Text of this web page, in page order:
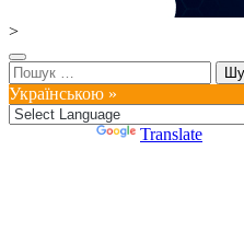
>
Пошук:
Українською »
Translate